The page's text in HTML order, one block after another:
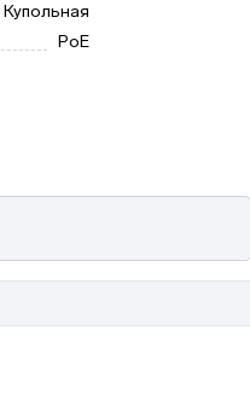
Купольная
PoE